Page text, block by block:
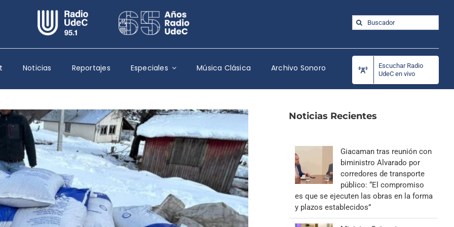
Escuchar Radio UdeC en vivo
Quiénes Somos
Programación
Podcast
Noticias
Reportajes
Columnas
Música Clásica
Especiales
Buscar:
Noticias Reportajes Especiales Música Clásica Archivo Sonoro
Escuchar Radio
UdeC en vivo
Noticias Recientes
Giacaman tras reunión con
biministro Alvarado por
corredores de transporte
público: “El compromiso
es que se ejecuten las obras en la forma
y plazos establecidos”